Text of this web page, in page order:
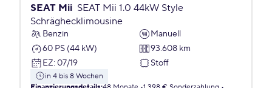
SEAT Mii SEAT Mii 1.0 44kW Style
Schräghecklimousine
Benzin
Manuell
60 PS (44 kW)
93.608 km
EZ: 07/19 Stoff
in 4 bis 8 Wochen